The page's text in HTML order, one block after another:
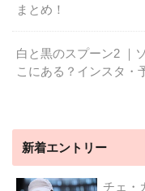
まとめ！
白と黒のスプーン2 ｜
こにある？インスタ・
新着エントリー
チェ・